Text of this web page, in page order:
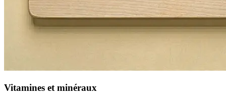
Vitamines et minéraux